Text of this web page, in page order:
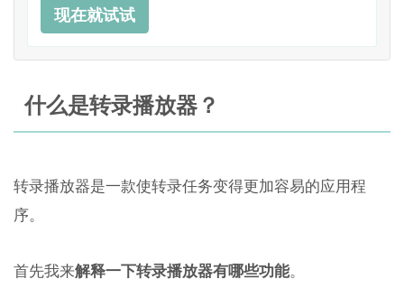
现在就试试
什么是转录播放器？
转录播放器是一款使转录任务变得更加容易的应用程
序。
首先我来解释一下转录播放器有哪些功能。